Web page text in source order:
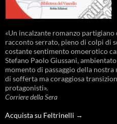
«Un incalzante romanzo
racconto serrato, pieno di colpi di
costante sentimento omoerotico
Stefano Paolo Giussani,
momento di passaggio della
di sofferta ma coraggiosa
protagonisti».
Corriere della Sera
Acquista su Feltrinelli →